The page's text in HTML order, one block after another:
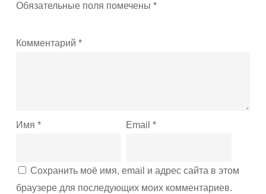
Обязательные поля помечены *
Комментарий *
Имя * Email*
Сохранить моё имя, email и адрес сайта в этом
браузере для последующих моих комментариев.